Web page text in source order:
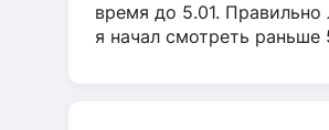
время до 5.01. Правильно
я начал смотреть раньше